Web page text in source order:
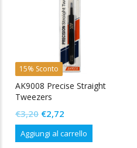
15% Sconto
AK9008 Precise Straight
Tweezers
€3,20 Il
prezzo
originale
€2,72
prezzo
attuale
Aggiungi al carrello